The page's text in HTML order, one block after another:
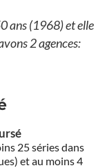
ans (1968) et elle
2 agences:
25 séries dans
et au moins 4